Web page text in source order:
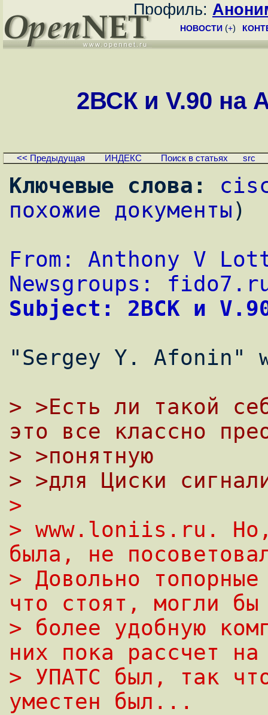
Профиль:
НОВОСТИ (+)
2ВСК и V.90 на
<< Предыдущая ИНДЕКС Поиск в статьях src
Ключевые слова:
похожие документы)
From: Anthony V
Newsgroups:
Subject: 2ВСК и
"Sergey Y. Afonin"
> >Есть ли такой
это все классно
> >понятную
> >для Циски
>
> www.loniis.ru. Hо,
была, не
> Довольно
что стоят, могли бы
> более удобную
них пока рассчет на
> УПАТС был, так
уместен был...